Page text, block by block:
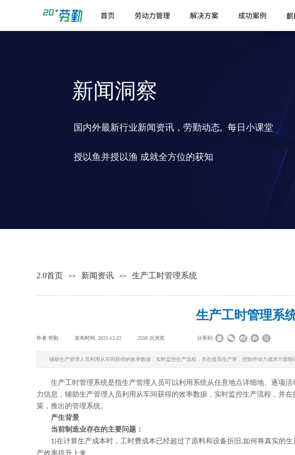
首页 劳动力管理 解决方案 成功案例
国内外最新行业新闻资讯，劳勤动态, 每日小课堂
授以鱼并授以渔 成就全方位的获知
新闻洞察
2.0首页 >> 新闻资讯 >> 生产工时管理系统
生产工时管理系
作者:劳勤 发布时间: 2021-12-22 2558 次浏览 分享到:
辅助生产管理人员利用从车间获得的效率数据，实时监控生产流程，并在提高生产率，控制劳动力成本方面制
生产工时管理系统是指生产管理人员可以利用 系统从任意地点详细地、逐项
力信息，辅助生产管理人员利用从车间获得的效率数据，实时监控生产流程，并
策 ， 推出的管理系统。
产生背景
当前制造业存在的主要问题 ：
1)在计算生产成本时，工时费成本已经超过了 原料和设备折旧 ,如何将真实的生
产效率提升 上来。